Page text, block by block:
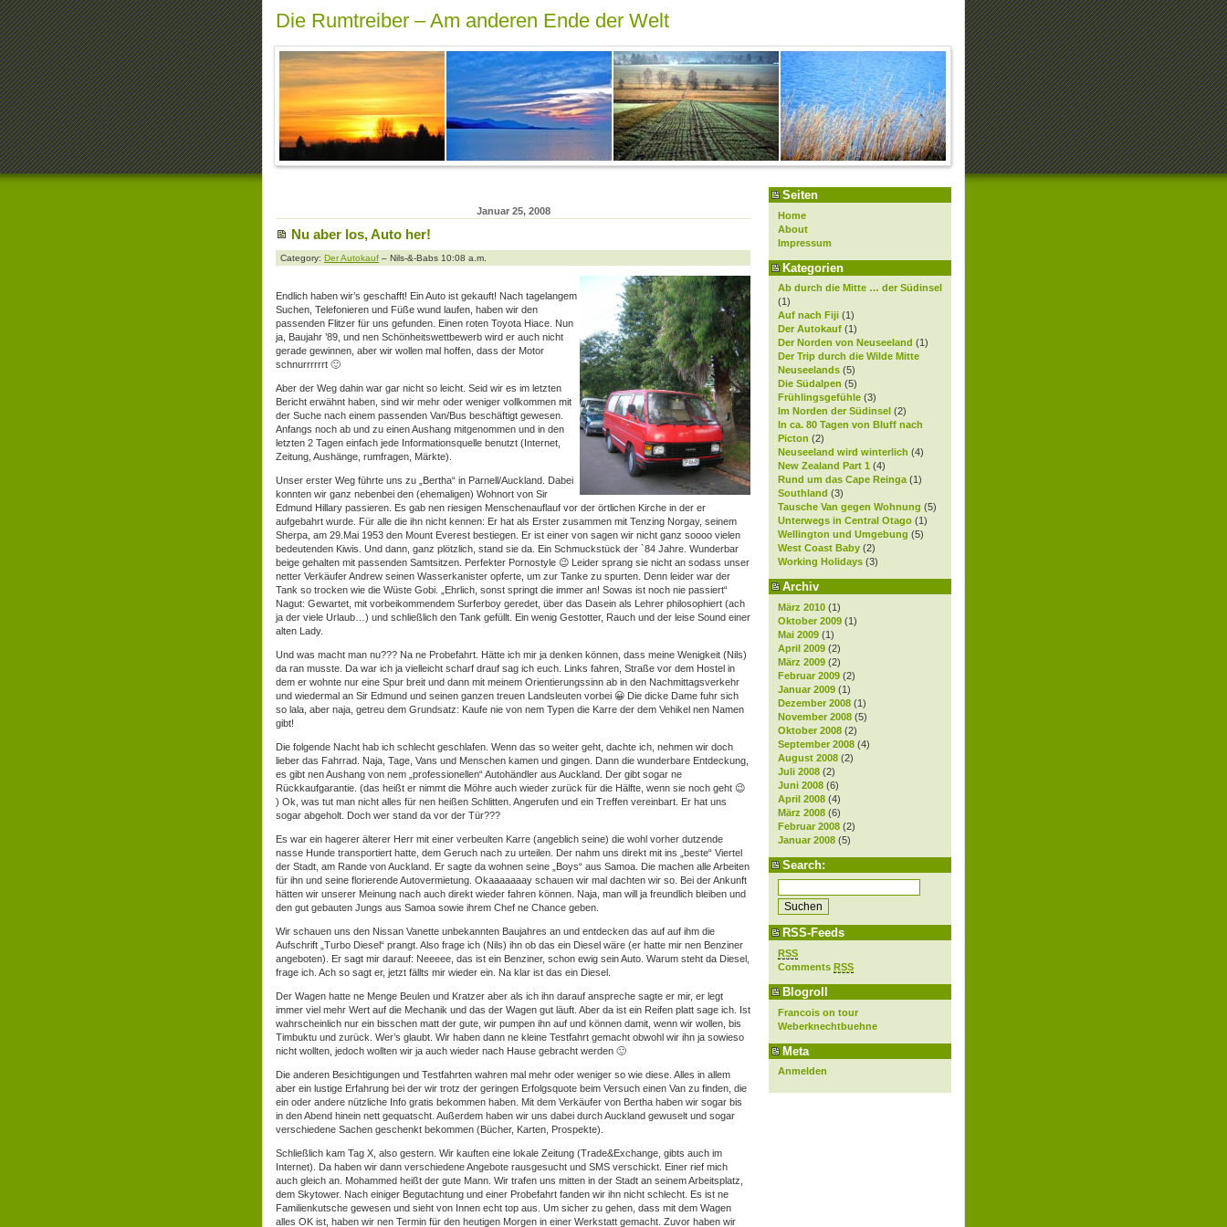
Die Rumtreiber – Am anderen Ende der Welt
Seiten
Home
About
Impressum
Kategorien
Ab durch die Mitte … der Südinsel
(1)
Auf nach Fiji (1)
Der Autokauf (1)
Der Norden von Neuseeland (1)
Der Trip durch die Wilde Mitte
Neuseelands (5)
Die Südalpen (5)
Frühlingsgefühle (3)
Im Norden der Südinsel (2)
In ca. 80 Tagen von Bluff nach
Picton (2)
Neuseeland wird winterlich (4)
New Zealand Part 1 (4)
Rund um das Cape Reinga (1)
Southland (3)
Tausche Van gegen Wohnung (5)
Unterwegs in Central Otago (1)
Wellington und Umgebung (5)
West Coast Baby (2)
Working Holidays (3)
Archiv
März 2010 (1)
Oktober 2009 (1)
Mai 2009 (1)
April 2009 (2)
März 2009 (2)
Februar 2009 (2)
Januar 2009 (1)
Dezember 2008 (1)
November 2008 (5)
Oktober 2008 (2)
September 2008 (4)
August 2008 (2)
Juli 2008 (2)
Juni 2008 (6)
April 2008 (4)
März 2008 (6)
Februar 2008 (2)
Januar 2008 (5)
Search:
RSS-Feeds
RSS
Comments RSS
Blogroll
Francois on tour
Weberknechtbuehne
Meta
Anmelden
Januar 25, 2008
Nu aber los, Auto her!
Category: Der Autokauf – Nils-&-Babs 10:08 a.m.
Endlich haben wir’s geschafft! Ein Auto ist gekauft! Nach tagelangem
Suchen, Telefonieren und Füße wund laufen, haben wir den
passenden Flitzer für uns gefunden. Einen roten Toyota Hiace. Nun
ja, Baujahr ’89, und nen Schönheitswettbewerb wird er auch nicht
gerade gewinnen, aber wir wollen mal hoffen, dass der Motor
schnurrrrrrt 🙂
Aber der Weg dahin war gar nicht so leicht. Seid wir es im letzten
Bericht erwähnt haben, sind wir mehr oder weniger vollkommen mit
der Suche nach einem passenden Van/Bus beschäftigt gewesen.
Anfangs noch ab und zu einen Aushang mitgenommen und in den
letzten 2 Tagen einfach jede Informationsquelle benutzt (Internet,
Zeitung, Aushänge, rumfragen, Märkte).
Unser erster Weg führte uns zu „Bertha“ in Parnell/Auckland. Dabei
konnten wir ganz nebenbei den (ehemaligen) Wohnort von Sir
Edmund Hillary passieren. Es gab nen riesigen Menschenauflauf vor der örtlichen Kirche in der er
aufgebahrt wurde. Für alle die ihn nicht kennen: Er hat als Erster zusammen mit Tenzing Norgay, seinem
Sherpa, am 29.Mai 1953 den Mount Everest bestiegen. Er ist einer von sagen wir nicht ganz soooo vielen
bedeutenden Kiwis. Und dann, ganz plötzlich, stand sie da. Ein Schmuckstück der `84 Jahre. Wunderbar
beige gehalten mit passenden Samtsitzen. Perfekter Pornostyle 😉 Leider sprang sie nicht an sodass unser
netter Verkäufer Andrew seinen Wasserkanister opferte, um zur Tanke zu spurten. Denn leider war der
Tank so trocken wie die Wüste Gobi. „Ehrlich, sonst springt die immer an! Sowas ist noch nie passiert“
Nagut: Gewartet, mit vorbeikommendem Surferboy geredet, über das Dasein als Lehrer philosophiert (ach
ja der viele Urlaub…) und schließlich den Tank gefüllt. Ein wenig Gestotter, Rauch und der leise Sound einer
alten Lady.
Und was macht man nu??? Na ne Probefahrt. Hätte ich mir ja denken können, dass meine Wenigkeit (Nils)
da ran musste. Da war ich ja vielleicht scharf drauf sag ich euch. Links fahren, Straße vor dem Hostel in
dem er wohnte nur eine Spur breit und dann mit meinem Orientierungssinn ab in den Nachmittagsverkehr
und wiedermal an Sir Edmund und seinen ganzen treuen Landsleuten vorbei 😀 Die dicke Dame fuhr sich
so lala, aber naja, getreu dem Grundsatz: Kaufe nie von nem Typen die Karre der dem Vehikel nen Namen
gibt!
Die folgende Nacht hab ich schlecht geschlafen. Wenn das so weiter geht, dachte ich, nehmen wir doch
lieber das Fahrrad. Naja, Tage, Vans und Menschen kamen und gingen. Dann die wunderbare Entdeckung,
es gibt nen Aushang von nem „professionellen“ Autohändler aus Auckland. Der gibt sogar ne
Rückkaufgarantie. (das heißt er nimmt die Möhre auch wieder zurück für die Hälfte, wenn sie noch geht 😉
) Ok, was tut man nicht alles für nen heißen Schlitten. Angerufen und ein Treffen vereinbart. Er hat uns
sogar abgeholt. Doch wer stand da vor der Tür???
Es war ein hagerer älterer Herr mit einer verbeulten Karre (angeblich seine) die wohl vorher dutzende
nasse Hunde transportiert hatte, dem Geruch nach zu urteilen. Der nahm uns direkt mit ins „beste“ Viertel
der Stadt, am Rande von Auckland. Er sagte da wohnen seine „Boys“ aus Samoa. Die machen alle Arbeiten
für ihn und seine florierende Autovermietung. Okaaaaaaay schauen wir mal dachten wir so. Bei der Ankunft
hätten wir unserer Meinung nach auch direkt wieder fahren können. Naja, man will ja freundlich bleiben und
den gut gebauten Jungs aus Samoa sowie ihrem Chef ne Chance geben.
Wir schauen uns den Nissan Vanette unbekannten Baujahres an und entdecken das auf auf ihm die
Aufschrift „Turbo Diesel“ prangt. Also frage ich (Nils) ihn ob das ein Diesel wäre (er hatte mir nen Benziner
angeboten). Er sagt mir darauf: Neeeee, das ist ein Benziner, schon ewig sein Auto. Warum steht da Diesel,
frage ich. Ach so sagt er, jetzt fällts mir wieder ein. Na klar ist das ein Diesel.
Der Wagen hatte ne Menge Beulen und Kratzer aber als ich ihn darauf anspreche sagte er mir, er legt
immer viel mehr Wert auf die Mechanik und das der Wagen gut läuft. Aber da ist ein Reifen platt sage ich. Ist
wahrscheinlich nur ein bisschen matt der gute, wir pumpen ihn auf und können damit, wenn wir wollen, bis
Timbuktu und zurück. Wer’s glaubt. Wir haben dann ne kleine Testfahrt gemacht obwohl wir ihn ja sowieso
nicht wollten, jedoch wollten wir ja auch wieder nach Hause gebracht werden 🙂
Die anderen Besichtigungen und Testfahrten wahren mal mehr oder weniger so wie diese. Alles in allem
aber ein lustige Erfahrung bei der wir trotz der geringen Erfolgsquote beim Versuch einen Van zu finden, die
ein oder andere nützliche Info gratis bekommen haben. Mit dem Verkäufer von Bertha haben wir sogar bis
in den Abend hinein nett gequatscht. Außerdem haben wir uns dabei durch Auckland gewuselt und sogar
verschiedene Sachen geschenkt bekommen (Bücher, Karten, Prospekte).
Schließlich kam Tag X, also gestern. Wir kauften eine lokale Zeitung (Trade&Exchange, gibts auch im
Internet). Da haben wir dann verschiedene Angebote rausgesucht und SMS verschickt. Einer rief mich
auch gleich an. Mohammed heißt der gute Mann. Wir trafen uns mitten in der Stadt an seinem Arbeitsplatz,
dem Skytower. Nach einiger Begutachtung und einer Probefahrt fanden wir ihn nicht schlecht. Es ist ne
Familienkutsche gewesen und sieht von Innen echt top aus. Um sicher zu gehen, dass mit dem Wagen
alles OK ist, haben wir nen Termin für den heutigen Morgen in einer Werkstatt gemacht. Zuvor haben wir